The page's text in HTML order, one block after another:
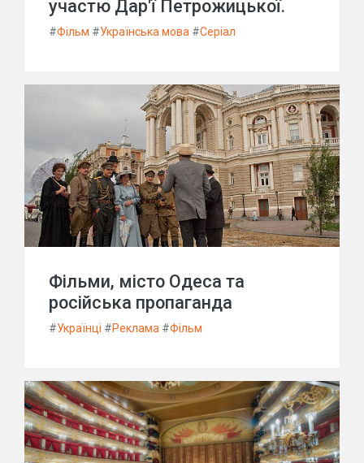
участю Дар'ї Петрожицької.
#Фільм #Українська мова #Серіал
Фільми, місто Одеса та
російська пропаганда
#Українці #Реклама #Фільм